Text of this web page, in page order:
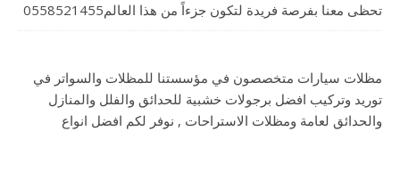
تحظى معنا بفرصة فريدة لتكون جزءاً من هذا العالم0558521455
مظلات سيارات متخصصون في مؤسستنا للمظلات والسواتر في
توريد وتركيب افضل برجولات خشبية للحدائق والفلل والمنازل
والحدائق لعامة ومظلات الاستراحات , نوفر لكم افضل انواع